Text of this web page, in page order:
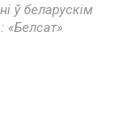
ў беларускім
«Белсат»